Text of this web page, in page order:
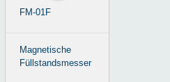
FM-01F
Magnetische
Füllstandsmesser